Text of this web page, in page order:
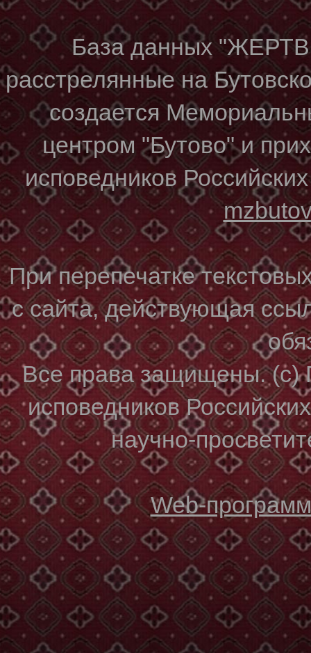
База данных
расстрелянные на
создается
центром "Бутово" и
исповедников
При перепечатке
с сайта, действующая
Все права защищены. (с)
исповедников
научно-
Web-